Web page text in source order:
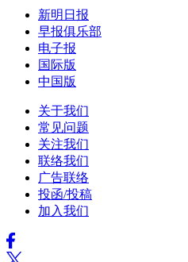
新明日报
早报俱乐部
电子报
国际版
中国版
关于我们
常见问题
关注我们
联络我们
广告联络
投函/投稿
加入我们